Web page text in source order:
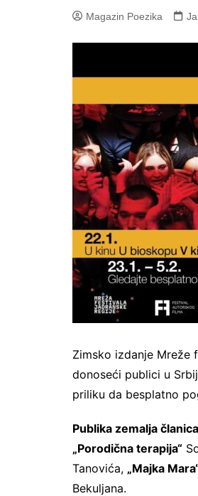
Magazin Poezika
Zimsko izdanje Mreže
donoseći publici u
priliku da besplatno
Publika zemalja
„Porodična terapija“
Tanovića, „Majka
Bekuljana.